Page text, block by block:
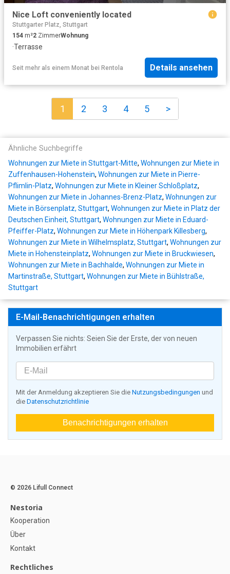
Nice Loft conveniently located
Stuttgarter Platz, Stuttgart
154 m²2 ZimmerWohnung
·Terrasse
Seit mehr als einem Monat bei Rentola Details ansehen
1 2 3 4 5 >
Ähnliche Suchbegriffe
Wohnungen zur Miete in Stuttgart-Mitte, Wohnungen zur Miete in
Zuffenhausen-Hohenstein, Wohnungen zur Miete in Pierre-
Pflimlin-Platz, Wohnungen zur Miete in Kleiner Schloßplatz,
Wohnungen zur Miete in Johannes-Brenz-Platz, Wohnungen zur
Miete in Börsenplatz, Stuttgart, Wohnungen zur Miete in Platz der
Deutschen Einheit, Stuttgart, Wohnungen zur Miete in Eduard-
Pfeiffer-Platz, Wohnungen zur Miete in Höhenpark Killesberg,
Wohnungen zur Miete in Wilhelmsplatz, Stuttgart, Wohnungen zur
Miete in Hohensteinplatz, Wohnungen zur Miete in Bruckwiesen,
Wohnungen zur Miete in Bachhalde, Wohnungen zur Miete in
Martinstraße, Stuttgart, Wohnungen zur Miete in Bühlstraße,
Stuttgart
E-Mail-Benachrichtigungen erhalten
Verpassen Sie nichts: Seien Sie der Erste, der von neuen
Immobilien erfährt
Mit der Anmeldung akzeptieren Sie die Nutzungsbedingungen und
die Datenschutzrichtlinie
Benachrichtigungen erhalten
© 2026 Lifull Connect
Nestoria
Kooperation
Über
Kontakt
Rechtliches